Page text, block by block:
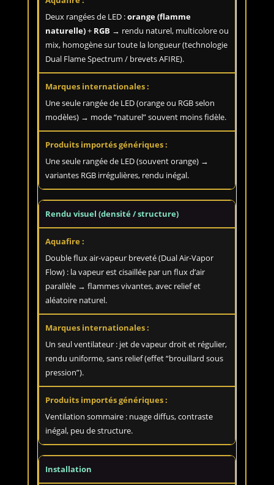
Deux rangées de LED :orange (flamme
naturelle)+ RGB → rendu naturel, multicolore ou
mix, homogène sur toute la longueur (technologie
Dual Flame Spectrum / brevets AFIRE).
Une seule rangée de LED (orange ou RGB selon
modèles) → mode “naturel” souvent moins fidèle.
Une seule rangée de LED (souvent orange) →
variantes RGB irrégulières, rendu inégal.
Rendu visuel (densité / structure)
Double flux air-vapeur breveté (Dual Air-Vapor
Flow) : la vapeur est cisaillée par un flux d’air
parallèle → flammes vivantes, avec relief et
aléatoire naturel.
Un seul ventilateur : jet de vapeur droit et régulier,
rendu uniforme, sans relief (effet “brouillard sous
pression”).
Ventilation sommaire : nuage diffus, contraste
inégal, peu de structure.
Installation